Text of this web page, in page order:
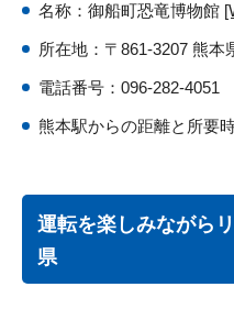
名称：御船町恐竜博物館
所在地：〒861-3207 熊
電話番号：096-282-4051
熊本駅からの距離と所要
運転を楽しみながら
県